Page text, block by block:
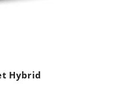
Hybrid